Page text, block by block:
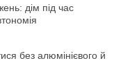
дім під час
без алюмінієвого й